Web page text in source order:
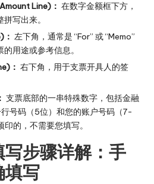
Line)： 在数字金额框下方，
写出来。
左下角，通常是 “For” 或 “Memo”
用途或参考信息。
： 右下角，用于支票开具人的签
支票底部的一串特殊数字，包括金融
号码（5位）和您的账户号码（7-
的，不需要您填写。
步骤详解：手
填写